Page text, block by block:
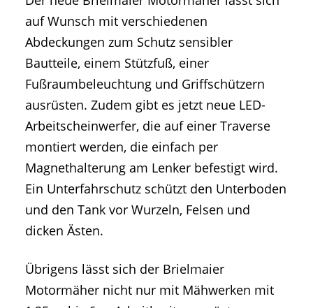
auf Wunsch mit verschiedenen
Abdeckungen zum Schutz sensibler
Bautteile, einem Stützfuß, einer
Fußraumbeleuchtung und Griffschützern
ausrüsten. Zudem gibt es jetzt neue LED-
Arbeitscheinwerfer, die auf einer Traverse
montiert werden, die einfach per
Magnethalterung am Lenker befestigt wird.
Ein Unterfahrschutz schützt den Unterboden
und den Tank vor Wurzeln, Felsen und
dicken Ästen.
Übrigens lässt sich der Brielmaier
Motormäher nicht nur mit Mähwerken mit